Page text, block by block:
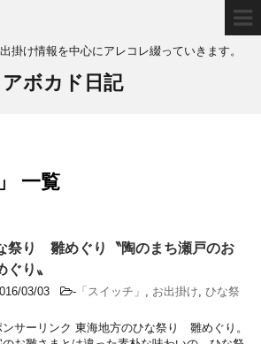
掛け情報を中心にアレコレ綴っていきます。
アボカド日記
一覧
祭り 雛めぐり〝陶のまち瀬戸のお
ぐり〟
03/03 - 「スイッチ」 お出掛け ひな祭
ンサーリンク 東海地方のひな祭り 雛めぐり。